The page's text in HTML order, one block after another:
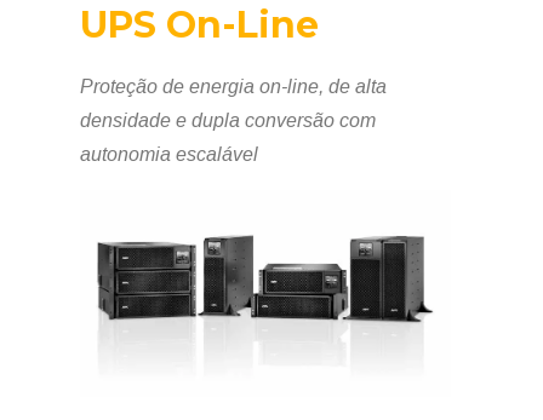
UPS On-Line
Proteção de energia on-line, de alta
densidade e dupla conversão com
autonomia escalável